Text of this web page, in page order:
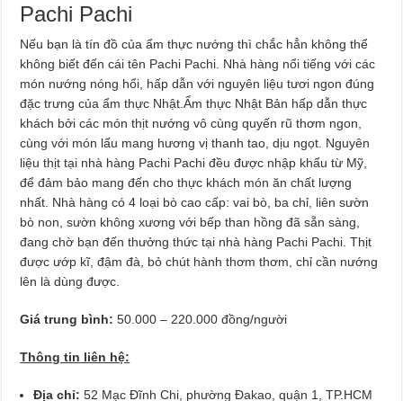
Pachi Pachi
Nếu bạn là tín đồ của ẩm thực nướng thì chắc hẳn không thể
không biết đến cái tên Pachi Pachi. Nhà hàng nổi tiếng với các
món nướng nóng hổi, hấp dẫn với nguyên liệu tươi ngon đúng
đặc trưng của ẩm thực Nhật.Ẩm thực Nhật Bản hấp dẫn thực
khách bởi các món thịt nướng vô cùng quyến rũ thơm ngon,
cùng với món lẩu mang hương vị thanh tao, dịu ngọt. Nguyên
liệu thịt tại nhà hàng Pachi Pachi đều được nhập khẩu từ Mỹ,
để đảm bảo mang đến cho thực khách món ăn chất lượng
nhất. Nhà hàng có 4 loại bò cao cấp: vai bò, ba chỉ, liên sườn
bò non, sườn không xương với bếp than hồng đã sẵn sàng,
đang chờ bạn đến thưởng thức tại nhà hàng Pachi Pachi. Thịt
được ướp kĩ, đậm đà, bỏ chút hành thơm thơm, chỉ cần nướng
lên là dùng được.
Giá trung bình:50.000 – 220.000 đồng/người
Thông tin liên hệ:
Địa chỉ: 52 Mạc Đĩnh Chi, phường Đakao, quận 1, TP.HCM